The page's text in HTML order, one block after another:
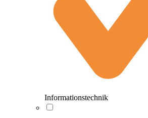
Informationstechnik